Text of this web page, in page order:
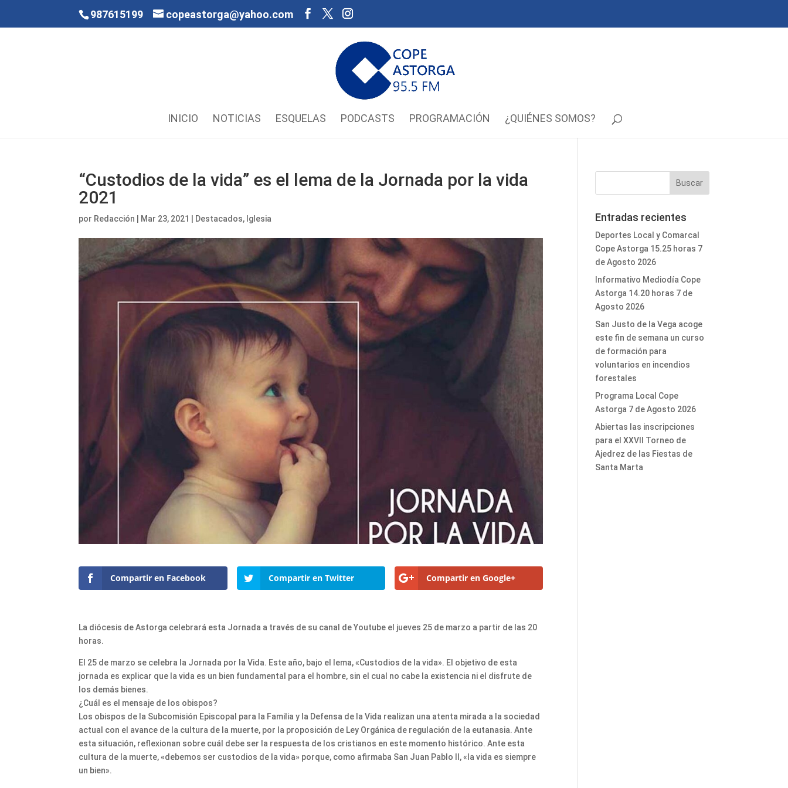
987615199 copeastorga@yahoo.com
INICIO NOTICIAS ESQUELAS PODCASTS PROGRAMACIÓN ¿QUIÉNES SOMOS?
“Custodios de la vida” es el lema de la Jornada por la vida
2021
por Redacción Mar 23, 2021 Destacados, Iglesia
Compartir en Facebook Compartir en Twitter Compartir en Google+
La diócesis de Astorga celebrará esta Jornada a través de su canal de Youtube el jueves 25 de marzo a partir de las 20
horas.
El 25 de marzo se celebra la Jornada por la Vida. Este año, bajo el lema, «Custodios de la vida». El objetivo de esta
jornada es explicar que la vida es un bien fundamental para el hombre, sin el cual no cabe la existencia ni el disfrute de
los demás bienes.
¿Cuál es el mensaje de los obispos?
Los obispos de la Subcomisión Episcopal para la Familia y la Defensa de la Vida realizan una atenta mirada a la sociedad
actual con el avance de la cultura de la muerte, por la proposición de Ley Orgánica de regulación de la eutanasia. Ante
esta situación, reflexionan sobre cuál debe ser la respuesta de los cristianos en este momento histórico. Ante esta
cultura de la muerte, «debemos ser custodios de la vida» porque, como afirmaba San Juan Pablo II, «la vida es siempre
un bien».
Entradas recientes
Deportes Local y Comarcal
Cope Astorga 15.25 horas 7
de Agosto 2026
Informativo Mediodía Cope
Astorga 14.20 horas 7 de
Agosto 2026
San Justo de la Vega acoge
este fin de semana un curso
de formación para
voluntarios en incendios
forestales
Programa Local Cope
Astorga 7 de Agosto 2026
Abiertas las inscripciones
para el XXVII Torneo de
Ajedrez de las Fiestas de
Santa Marta